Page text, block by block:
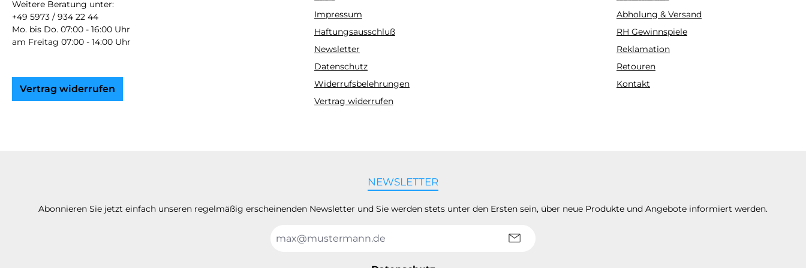
Weitere Beratung unter:
+49 5973 / 934 22 44
Mo. bis Do. 07:00 - 16:00 Uhr
am Freitag 07:00 - 14:00 Uhr
Vertrag widerrufen
Impressum
Haftungsausschluß
Newsletter
Datenschutz
Widerrufsbelehrungen
Vertrag widerrufen
Abholung & Versand
RH Gewinnspiele
Reklamation
Retouren
Kontakt
NEWSLETTER
Abonnieren Sie jetzt einfach unseren regelmäßig erscheinenden Newsletter und Sie werden stets unter den Ersten sein, über neue Produkte und Angebote informiert werden.
Mail-